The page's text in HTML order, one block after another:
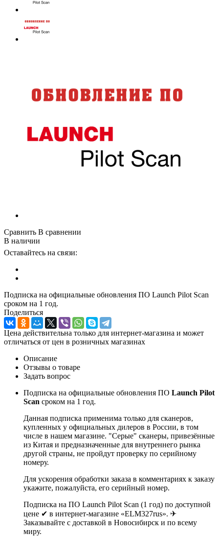
Сравнить В сравнении
В наличии
Оставайтесь на связи:
Подписка на официальные обновления ПО Launch Pilot Scan
сроком на 1 год.
Поделиться
Цена действительна только для интернет-магазина и может
отличаться от цен в розничных магазинах
Описание
Отзывы о товаре
Задать вопрос
Подписка на официальные обновления ПО Launch Pilot
Scan сроком на 1 год.
Данная подписка применима только для сканеров,
купленных у официальных дилеров в России, в том
числе в нашем магазине. "Серые" сканеры, привезённые
из Китая и предназначенные для внутреннего рынка
другой страны, не пройдут проверку по серийному
номеру.
Для ускорения обработки заказа в комментариях к заказу
укажите, пожалуйста, его серийный номер.
Подписка на ПО Launch Pilot Scan (1 год) по доступной
цене ✔ в интернет-магазине «ELM327rus». ✈
Заказывайте с доставкой в Новосибирск и по всему
миру.